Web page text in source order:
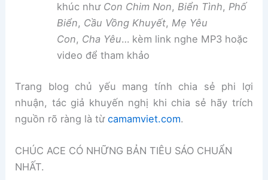
khúc như Con Chim Non, Biển Tình, Phố
Biển, Cầu Vồng Khuyết, Mẹ Yêu
Con, Cha Yêu… kèm link nghe MP3 hoặc
video để tham khảo
Trang blog chủ yếu mang tính chia sẻ phi lợi
nhuận, tác giả khuyến nghị khi chia sẻ hãy trích
nguồn rõ ràng là từcamamviet.com.
CHÚC ACE CÓ NHỮNG BẢN TIÊU SÁO CHUẨN
NHẤT.